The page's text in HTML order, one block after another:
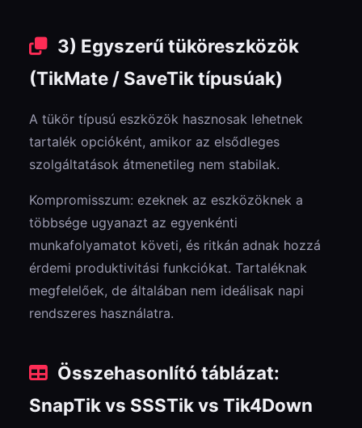
3) Egyszerű tüköreszközök
(TikMate / SaveTik típusúak)
A tükör típusú eszközök hasznosak lehetnek
tartalék opcióként, amikor az elsődleges
szolgáltatások átmenetileg nem stabilak.
Kompromisszum: ezeknek az eszközöknek a
többsége ugyanazt az egyenkénti
munkafolyamatot követi, és ritkán adnak hozzá
érdemi produktivitási funkciókat. Tartaléknak
megfelelőek, de általában nem ideálisak napi
rendszeres használatra.
Összehasonlító táblázat:
SnapTik vs SSSTik vs Tik4Down